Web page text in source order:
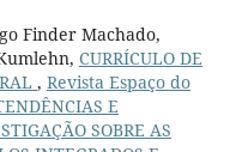
Finder Machado,
CURRÍCULO DE
, Revista Espaço do
E
SOBRE AS